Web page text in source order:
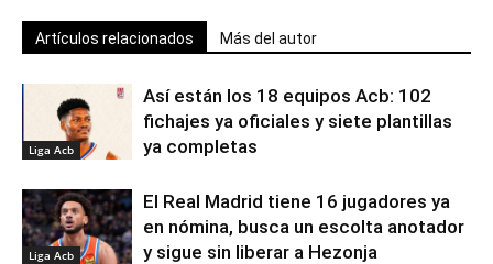
Artículos relacionados Más del autor
Liga Acb
Así están los 18 equipos Acb: 102
fichajes ya oficiales y siete plantillas
ya completas
Liga Acb
El Real Madrid tiene 16 jugadores ya
en nómina, busca un escolta anotador
y sigue sin liberar a Hezonja